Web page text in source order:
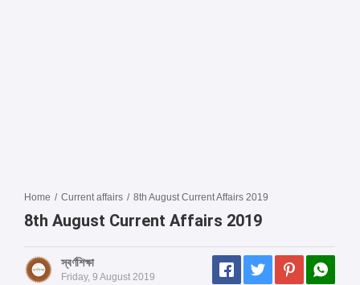
Home / Current affairs / 8th August Current Affairs 2019
8th August Current Affairs 2019
স্বর্ণশিক্ষা
Friday, 9 August 2019